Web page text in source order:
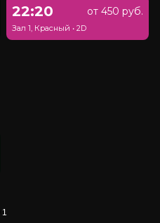
22:20 от 450 руб.
Зал 1, Красный • 2D
1